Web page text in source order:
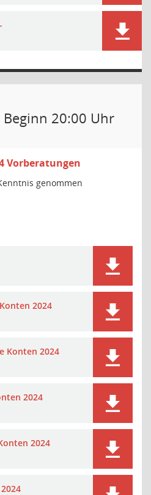
20:00 Uhr
Vorberatungen
genommen
2024
Konten 2024
2024
2024